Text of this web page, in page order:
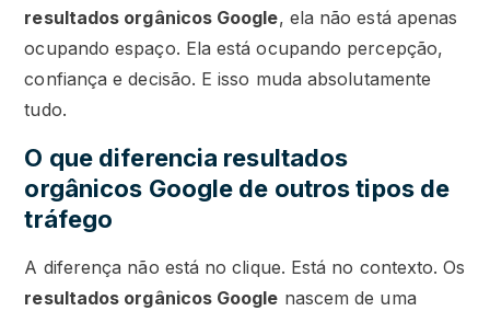
resultados orgânicos Google, ela não está apenas
ocupando espaço. Ela está ocupando percepção,
confiança e decisão. E isso muda absolutamente
tudo.
O que diferencia resultados
orgânicos Google de outros tipos de
tráfego
A diferença não está no clique. Está no contexto. Os
resultados orgânicos Google nascem de uma